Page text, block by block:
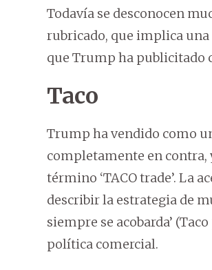
Todavía se desconocen
rubricado, que implica una
que Trump ha publicitado
Taco
Trump ha vendido como
completamente en contra,
término ‘TACO trade’. La
describir la estrategia de
siempre se acobarda’
política comercial.